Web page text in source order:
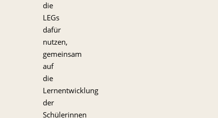
die
LEGs
dafür
nutzen,
gemeinsam
auf
die
Lernentwicklung
der
Schülerinnen